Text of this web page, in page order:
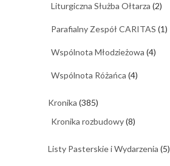
Liturgiczna Służba Ołtarza (2)
Parafialny Zespół CARITAS (1)
Wspólnota Młodzieżowa (4)
Wspólnota Różańca (4)
Kronika (385)
Kronika rozbudowy(8)
Listy Pasterskie i Wydarzenia (5)